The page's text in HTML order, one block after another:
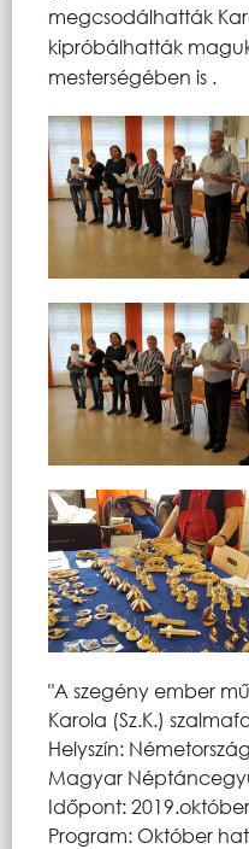
megcsodálhatták
kipróbálhatták
mesterségében is .
"A szegény ember
Karola (Sz.K.)
Helyszín:
Magyar
Időpont:
Program: Október